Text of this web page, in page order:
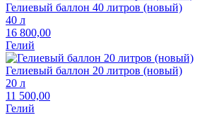
Гелиевый баллон 40 литров (новый)
40 л
16 800,00
Гелий
Гелиевый баллон 20 литров (новый)
20 л
11 500,00
Гелий